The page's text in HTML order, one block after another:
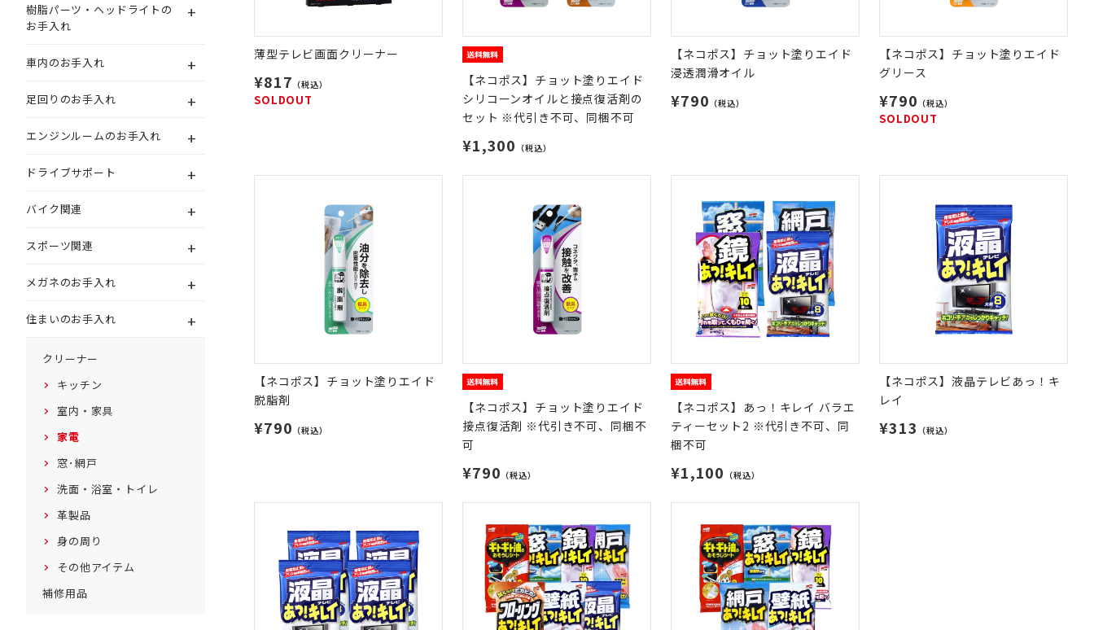
樹脂パーツ・ヘッドライトの
お手入れ
+
車内のお手入れ +
足回りのお手入れ +
エンジンルームのお手入れ +
ドライブサポート +
バイク関連 +
スポーツ関連 +
メガネのお手入れ +
住まいのお手入れ +
クリーナー
キッチン
室内・家具
家電
窓･網戸
洗面・浴室・トイレ
革製品
身の周り
その他アイテム
補修用品
薄型テレビ画面クリーナー
¥817 （税込）
SOLDOUT
【ネコポス】チョット塗りエイド
シリコーンオイルと接点復活剤の
セット ※代引き不可、同梱不可
¥1,300 （税込）
【ネコポス】チョット塗りエイド
浸透潤滑オイル
¥790 （税込）
【ネコポス】チョット塗りエイド
グリース
¥790 （税込）
SOLDOUT
【ネコポス】チョット塗りエイド
脱脂剤
¥790 （税込）
【ネコポス】チョット塗りエイド
接点復活剤 ※代引き不可、同梱不
可
¥790 （税込）
【ネコポス】あっ！キレイ バラエ
ティーセット2 ※代引き不可、同
梱不可
¥1,100 （税込）
【ネコポス】液晶テレビあっ！キ
レイ
¥313 （税込）